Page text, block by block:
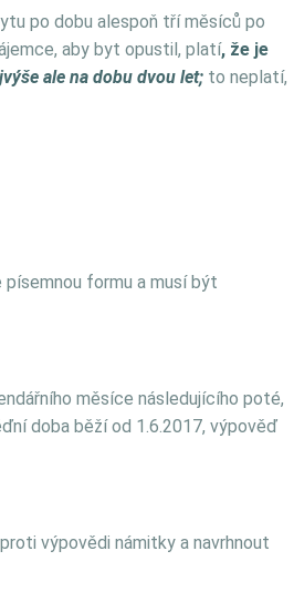
po dobu alespoň tří měsíců po
aby byt opustil, platí, že je
ale na dobu dvou let; to neplatí,
formu a musí být
měsíce následujícího poté,
doba běží od 1.6.2017, výpověď
výpovědi námitky a navrhnout